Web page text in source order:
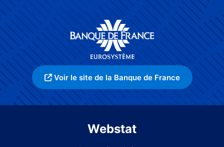
Voir le site de la Banque de France
Webstat